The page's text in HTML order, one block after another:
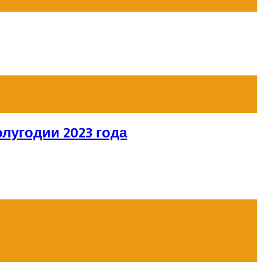
2023 года